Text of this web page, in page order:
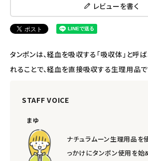
レビューを書く
タンポンは、経血を吸収する「吸収体」と呼
れることで、経血を直接吸収する生理用品で
STAFF VOICE
まゆ
ナチュラムーン生理用品を
っかけにタンポン使用を始